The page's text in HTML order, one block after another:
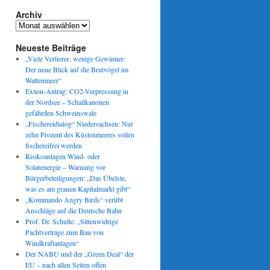
Archiv
Archiv
Neueste Beiträge
„Viele Verlierer, wenige Gewinner:
Der neue Blick auf die Brutvögel im
Wattenmeer“
Exxon-Antrag: CO2-Verpressung in
der Nordsee – Schallkanonen
gefährden Schweinswale
„Fischereidialog“ Niedersachsen: Nur
zehn Prozent des Küstenmeeres sollen
fischereifrei werden
Risikoanlagen Wind- oder
Solarenergie – Warnung vor
Bürgerbeteiligungen: „Das Übelste,
was es am grauen Kapitalmarkt gibt“
„Kommando Angry Birds“ verübt
Anschläge auf die Deutsche Bahn
Prof. Dr. Schulte: „Sittenwidrige
Pachtverträge zum Bau von
Windkraftanlagen“
Der NABU und der „Green Deal“ der
EU – nach allen Seiten offen